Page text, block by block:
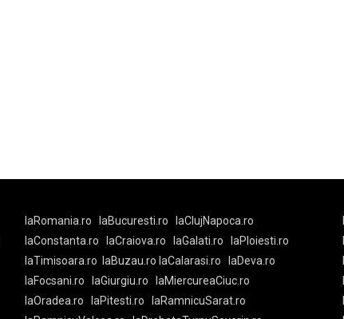
laRomania.ro laBucuresti.ro
laClujNapoca.ro
laConstanta.ro
laCraiova.ro laGalati.ro
laPloiesti.ro
laTimisoara.ro
laBuzau.ro laCalarasi.ro
laDeva.ro
laFocsani.ro
laGiurgiu.ro
laMiercureaCiuc.ro
laOradea.ro
laPitesti.ro
laRamnicuSarat.ro